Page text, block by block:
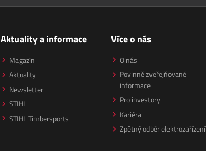
Aktuality a informace
Magazín
Aktuality
Newsletter
STIHL
STIHL Timbersports
Více o nás
O nás
Povinně zveřejňované
informace
Pro investory
Kariéra
Zpětný odběr elektrozařízení